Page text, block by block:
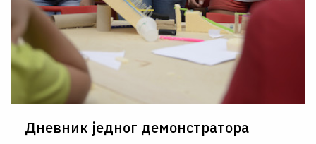
Дневник једног демонстратора